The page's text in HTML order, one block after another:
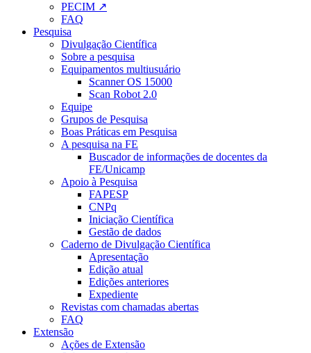
PECIM ↗
FAQ
Pesquisa
Divulgação Científica
Sobre a pesquisa
Equipamentos multiusuário
Scanner OS 15000
Scan Robot 2.0
Equipe
Grupos de Pesquisa
Boas Práticas em Pesquisa
A pesquisa na FE
Buscador de informações de docentes da
FE/Unicamp
Apoio à Pesquisa
FAPESP
CNPq
Iniciação Científica
Gestão de dados
Caderno de Divulgação Científica
Apresentação
Edição atual
Edições anteriores
Expediente
Revistas com chamadas abertas
FAQ
Extensão
Ações de Extensão